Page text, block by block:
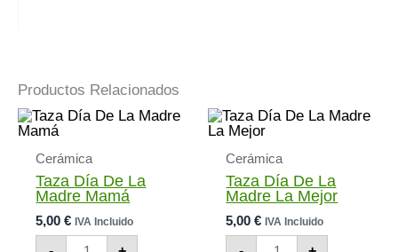
Productos Relacionados
Cerámica
Taza Día De La
Madre Mamá
5,00€ IVA Incluido
Taza
Cerámica
Taza Día De La
Madre La Mejor
5,00€ IVA Incluido
Taza